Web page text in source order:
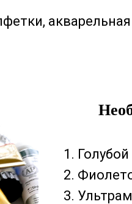
1.
2.
3.